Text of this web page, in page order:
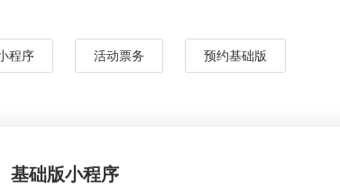
程序 活动票务 预约基础版
基础版小程序